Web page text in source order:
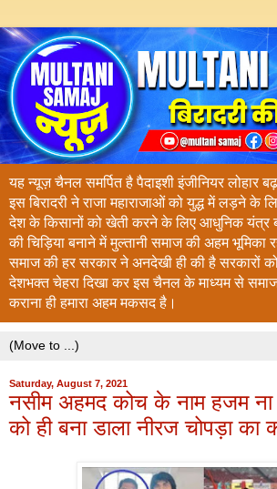
यह न्यूज़ चैनल समर्पित है पैदाइशी इंजीनियर लोहार
इस बिरादरी ने राजा महाराजाओं को युद्ध में लड़ने
देश के किसानों को खेती करने के लिए आधुनिक यंत्र
की चिड़िया बनाने में मुल्तानी समाज की अहम भूमिका
समाज की हर सरकार ने अनदेखी ही की है सरकारों
देशभक्त चेहरा दिखा कर इस चैनल के माध्यम से समाज
कराना ही हमारा अहम मकसद है।
Saturday, August 7, 2021
नसीम अहमद कोच के नाम हजम ना
को ही बना डाला नीरज चोपड़ा का